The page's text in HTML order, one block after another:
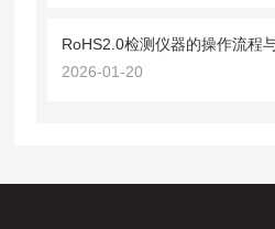
RoHS2.0检测仪器的操作流程
2026-01-20